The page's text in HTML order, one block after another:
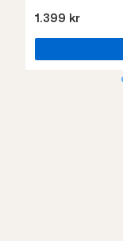
1.399 kr